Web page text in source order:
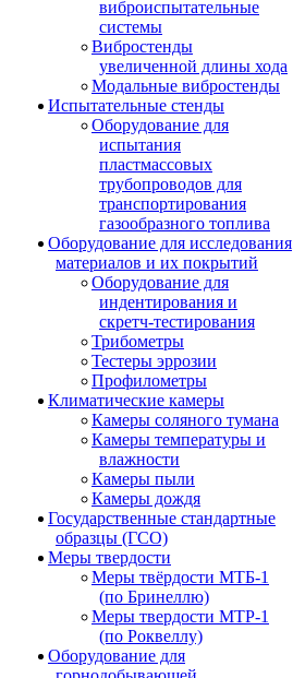
виброиспытательные
системы
Вибростенды
увеличенной длины хода
Модальные вибростенды
Испытательные стенды
Оборудование для
испытания
пластмассовых
трубопроводов для
транспортирования
газообразного топлива
Оборудование для исследования
материалов и их покрытий
Оборудование для
индентирования и
скретч-тестирования
Трибометры
Тестеры эррозии
Профилометры
Климатические камеры
Камеры соляного тумана
Камеры температуры и
влажности
Камеры пыли
Камеры дождя
Государственные стандартные
образцы (ГСО)
Меры твердости
Меры твёрдости МТБ-1
(по Бринеллю)
Меры твердости МТР-1
(по Роквеллу)
Оборудование для